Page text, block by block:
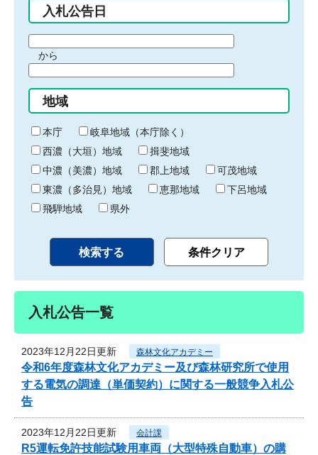
入札公告日
間
始
り
から
間
終
わ
り
地域
本庁
岐阜地域（本庁除く）
西濃（大垣）地域
揖斐地域
中濃（美濃）地域
郡上地域
可茂地域
東濃（多治見）地域
恵那地域
下呂地域
飛騨地域
県外
入札公告一覧
2023年12月22日更新 森林文化アカデミー
令和6年度森林文化アカデミー及び森林研究所で使用
する電気の調達（単価契約）に関する一般競争入札公
告
2023年12月22日更新 会計課
R5運転免許技能試験用車両（大型特殊自動車）の購